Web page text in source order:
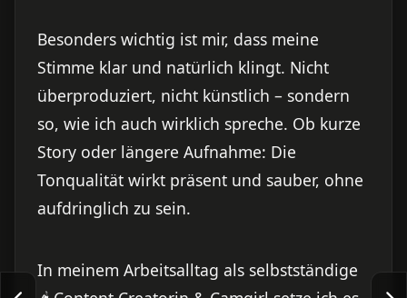
Besonders wichtig ist mir, dass meine
Stimme klar und natürlich klingt. Nicht
überproduziert, nicht künstlich – sondern
so, wie ich auch wirklich spreche. Ob kurze
Story oder längere Aufnahme: Die
Tonqualität wirkt präsent und sauber, ohne
aufdringlich zu sein.
In meinem Arbeitsalltag als selbstständige